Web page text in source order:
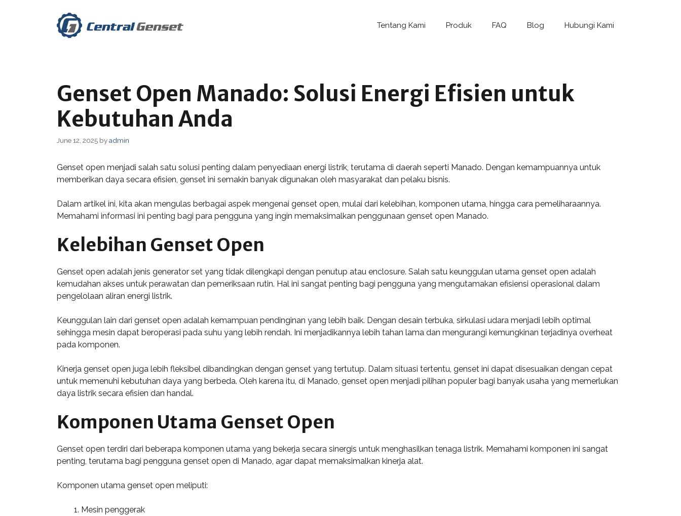
Tentang Kami Produk FAQ Blog Hubungi Kami
Genset Open Manado: Solusi Energi Efisien untuk
Kebutuhan Anda
June 12, 2025 byadmin
Genset open menjadi salah satu solusi penting dalam penyediaan energi listrik, terutama di daerah seperti Manado. Dengan kemampuannya untuk
memberikan daya secara efisien, genset ini semakin banyak digunakan oleh masyarakat dan pelaku bisnis.
Dalam artikel ini, kita akan mengulas berbagai aspek mengenai genset open, mulai dari kelebihan, komponen utama, hingga cara pemeliharaannya.
Memahami informasi ini penting bagi para pengguna yang ingin memaksimalkan penggunaan genset open Manado.
Kelebihan Genset Open
Genset open adalah jenis generator set yang tidak dilengkapi dengan penutup atau enclosure. Salah satu keunggulan utama genset open adalah
kemudahan akses untuk perawatan dan pemeriksaan rutin. Hal ini sangat penting bagi pengguna yang mengutamakan efisiensi operasional dalam
pengelolaan aliran energi listrik.
Keunggulan lain dari genset open adalah kemampuan pendinginan yang lebih baik. Dengan desain terbuka, sirkulasi udara menjadi lebih optimal
sehingga mesin dapat beroperasi pada suhu yang lebih rendah. Ini menjadikannya lebih tahan lama dan mengurangi kemungkinan terjadinya overheat
pada komponen.
Kinerja genset open juga lebih fleksibel dibandingkan dengan genset yang tertutup. Dalam situasi tertentu, genset ini dapat disesuaikan dengan cepat
untuk memenuhi kebutuhan daya yang berbeda. Oleh karena itu, di Manado, genset open menjadi pilihan populer bagi banyak usaha yang memerlukan
daya listrik secara efisien dan handal.
Komponen Utama Genset Open
Genset open terdiri dari beberapa komponen utama yang bekerja secara sinergis untuk menghasilkan tenaga listrik. Memahami komponen ini sangat
penting, terutama bagi pengguna genset open di Manado, agar dapat memaksimalkan kinerja alat.
Komponen utama genset open meliputi:
Mesin penggerak